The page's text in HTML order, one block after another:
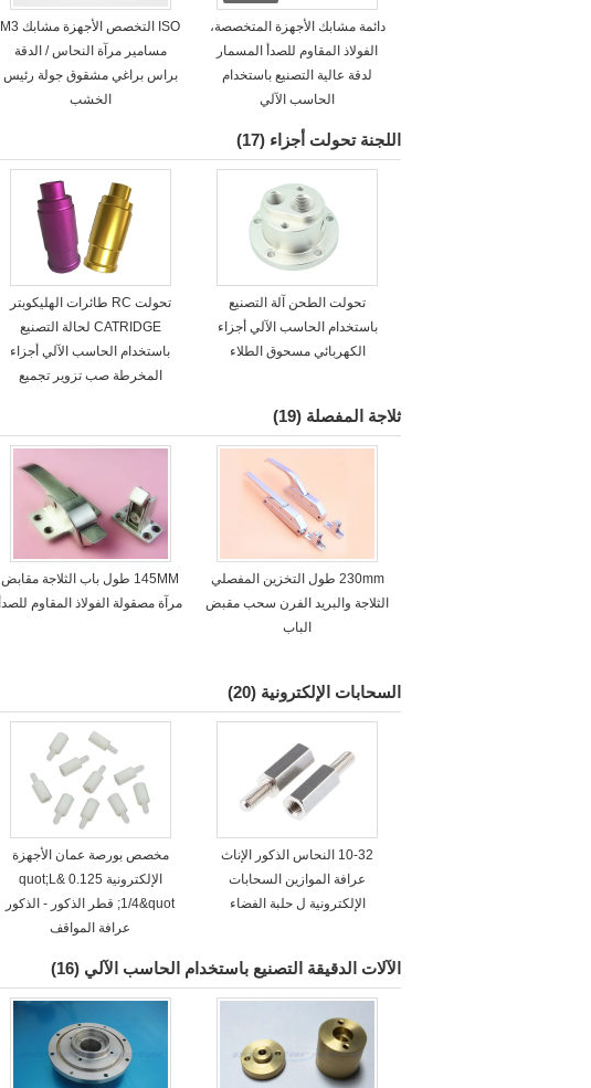
ISO التخصص الأجهزة مشابك M3
مسامير مرآة النحاس / الدقة
براس براغي مشقوق جولة رئيس
الخشب
دائمة مشابك الأجهزة المتخصصة،
الفولاذ المقاوم للصدأ المسمار
لدقة عالية التصنيع باستخدام
الحاسب الآلي
اللجنة تحولت أجزاء (17)
تحولت RC طائرات الهليكوبتر
CATRIDGE لحالة التصنيع
باستخدام الحاسب الآلي أجزاء
المخرطة صب تزوير تجميع
تحولت الطحن آلة التصنيع
باستخدام الحاسب الآلي أجزاء
الكهربائي مسحوق الطلاء
ثلاجة المفصلة (19)
145MM طول باب الثلاجة مقابض
مرآة مصقولة الفولاذ المقاوم للصدأ
230mm طول التخزين المفصلي
الثلاجة والبريد الفرن سحب مقبض
الباب
السحابات الإلكترونية (20)
مخصص بورصة عمان الأجهزة
الإلكترونية 0.125 &quot;L
1/4&quot; قطر الذكور - الذكور
عرافة المواقف
10-32 النحاس الذكور الإناث
عرافة الموازين السحابات
الإلكترونية ل حلبة الفضاء
الآلات الدقيقة التصنيع باستخدام الحاسب الآلي (16)